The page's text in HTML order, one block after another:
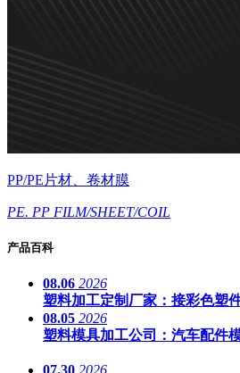
PP/PE片材、卷材膜
PE. PP FILM/SHEET/COIL
产品百科
08.06 2026
塑料加工定制厂家：接彩色塑
08.05 2026
塑料模具加工公司：汽车配件